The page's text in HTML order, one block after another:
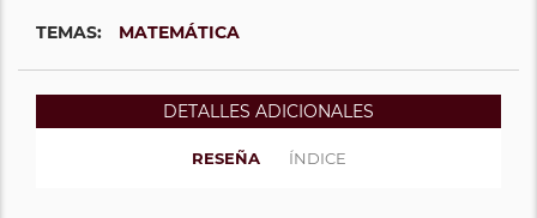
TEMAS: MATEMÁTICA
DETALLES ADICIONALES
RESEÑA ÍNDICE